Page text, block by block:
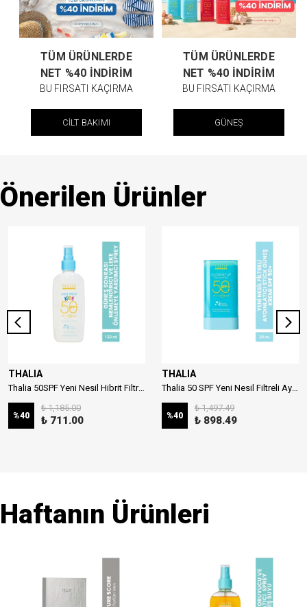
TÜM ÜRÜNLERDE
NET %40 İNDİRİM
BU FIRSATI KAÇIRMA
CİLT BAKIMI
TÜM ÜRÜNLERDE
NET %40 İNDİRİM
BU FIRSATI KAÇIRMA
GÜNEŞ
Önerilen Ürünler
THALIA
Thalia 50SPF Yeni Nesil Hibrit Filtreli Çocuk Güneş Sütü 150ml
%40
₺ 1,185.00
₺ 711.00
THALIA
%40
₺ 1,497.49
₺ 898.49
Haftanın Ürünleri